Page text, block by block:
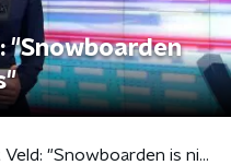
"Snowboarden
Rivkah op het Veld: "Snowboarden is niet voor mietjes"